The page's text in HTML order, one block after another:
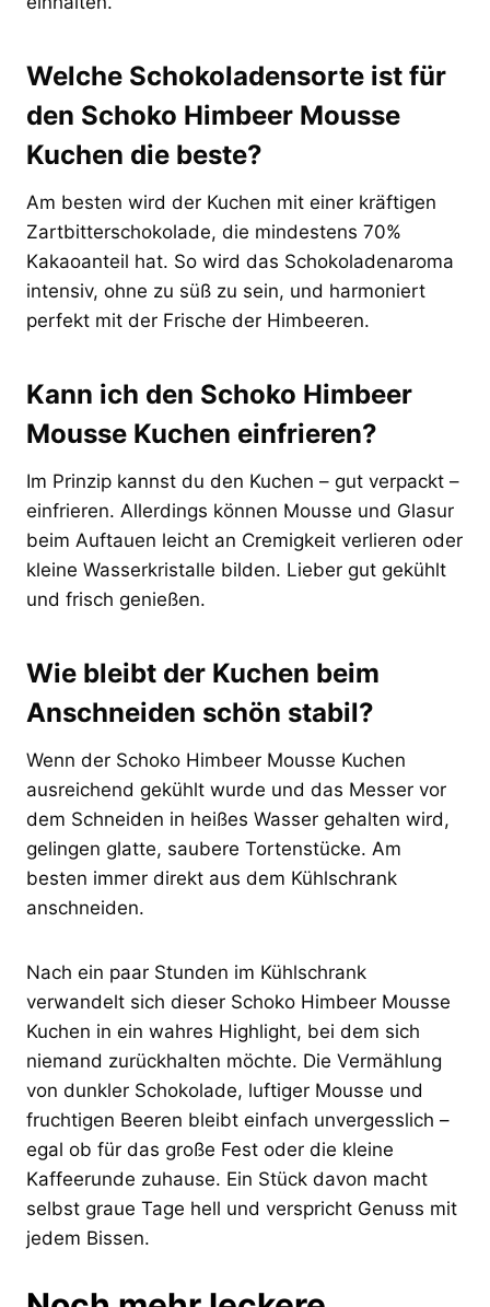
Welche Schokoladensorte ist für
den Schoko Himbeer Mousse
Kuchen die beste?
Am besten wird der Kuchen mit einer kräftigen
Zartbitterschokolade, die mindestens 70%
Kakaoanteil hat. So wird das Schokoladenaroma
intensiv, ohne zu süß zu sein, und harmoniert
perfekt mit der Frische der Himbeeren.
Kann ich den Schoko Himbeer
Mousse Kuchen einfrieren?
Im Prinzip kannst du den Kuchen – gut verpackt –
einfrieren. Allerdings können Mousse und Glasur
beim Auftauen leicht an Cremigkeit verlieren oder
kleine Wasserkristalle bilden. Lieber gut gekühlt
und frisch genießen.
Wie bleibt der Kuchen beim
Anschneiden schön stabil?
Wenn der Schoko Himbeer Mousse Kuchen
ausreichend gekühlt wurde und das Messer vor
dem Schneiden in heißes Wasser gehalten wird,
gelingen glatte, saubere Tortenstücke. Am
besten immer direkt aus dem Kühlschrank
anschneiden.
Nach ein paar Stunden im Kühlschrank
verwandelt sich dieser Schoko Himbeer Mousse
Kuchen in ein wahres Highlight, bei dem sich
niemand zurückhalten möchte. Die Vermählung
von dunkler Schokolade, luftiger Mousse und
fruchtigen Beeren bleibt einfach unvergesslich –
egal ob für das große Fest oder die kleine
Kaffeerunde zuhause. Ein Stück davon macht
selbst graue Tage hell und verspricht Genuss mit
jedem Bissen.